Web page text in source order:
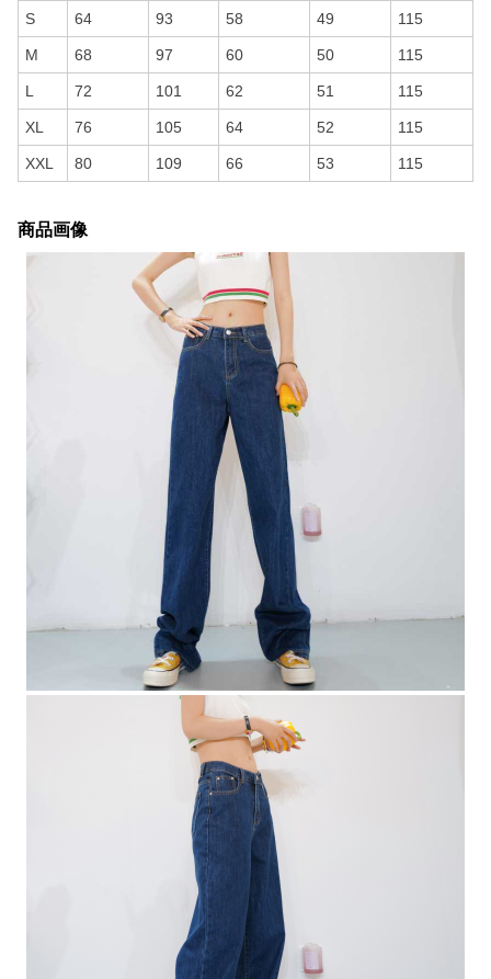
S 64 93 58 49 115
M 68 97 60 50 115
L 72 101 62 51 115
XL 76 105 64 52 115
XXL 80 109 66 53 115
商品画像